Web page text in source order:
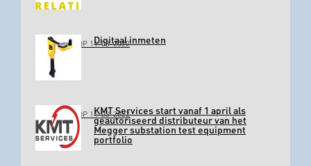
GEPLAATST OP 11-03-2022Digitaal inmeten
GEPLAATST OP 11-03-2022KMT Services start vanaf 1 april als
geautoriseerd distributeur van het
Megger substation test equipment
portfolio